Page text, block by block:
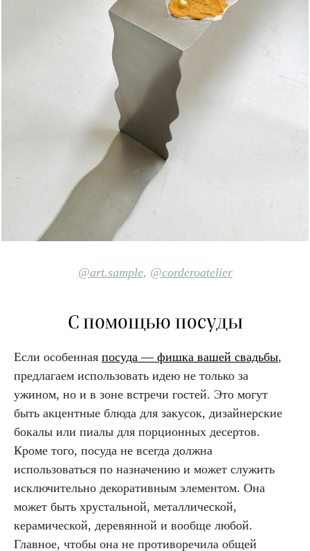
@art.sample, @corderoatelier
С помощью посуды
Если особенная посуда — фишка вашей свадьбы,
предлагаем использовать идею не только за
ужином, но и в зоне встречи гостей. Это могут
быть акцентные блюда для закусок, дизайнерские
бокалы или пиалы для порционных десертов.
Кроме того, посуда не всегда должна
использоваться по назначению и может служить
исключительно декоративным элементом. Она
может быть хрустальной, металлической,
керамической, деревянной и вообще любой.
Главное, чтобы она не противоречила общей